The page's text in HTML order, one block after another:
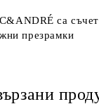
са
презрамки